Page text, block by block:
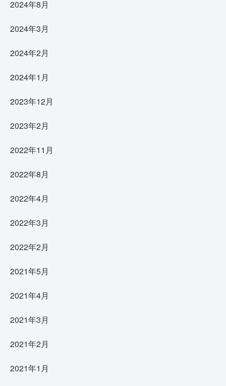
2024年8月
2024年3月
2024年2月
2024年1月
2023年12月
2023年2月
2022年11月
2022年8月
2022年4月
2022年3月
2022年2月
2021年5月
2021年4月
2021年3月
2021年2月
2021年1月